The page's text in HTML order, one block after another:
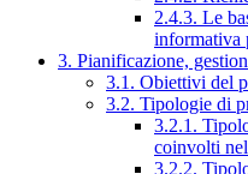
2.4.3. Le
informativa
3. Pianificazione,
3.1. Obiettivi del
3.2. Tipologie di
3.2.1.
coinvolti
3.2.2.